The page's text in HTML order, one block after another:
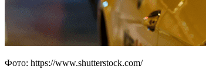
Фото: https://www.shutterstock.com/